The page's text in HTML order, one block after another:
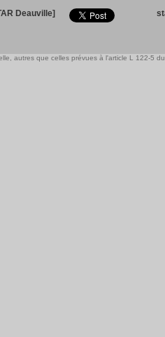
Deauville]
autres que celles prévues à l'article L 122-5